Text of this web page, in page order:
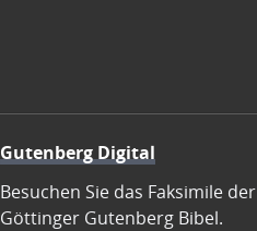
Gutenberg Digital
Besuchen Sie das Faksimile der
Göttinger Gutenberg Bibel.